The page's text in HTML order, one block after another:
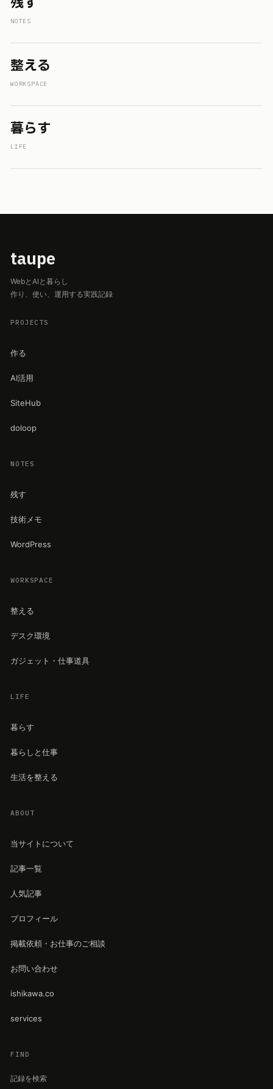
NOTES
整える
WORKSPACE
暮らす
LIFE
taupe
WebとAIと暮らし
作り、使い、運用する実践記録
PROJECTS
作る
AI活用
SiteHub
doloop
NOTES
残す
技術メモ
WordPress
WORKSPACE
整える
デスク環境
ガジェット・仕事道具
LIFE
暮らす
暮らしと仕事
生活を整える
ABOUT
当サイトについて
記事一覧
人気記事
プロフィール
掲載依頼・お仕事のご相談
お問い合わせ
ishikawa.co
services
FIND
記録を検索